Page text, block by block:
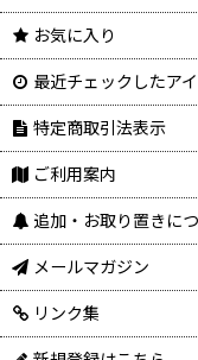
お気に入り
最近チェックしたア
特定商取引法表示
ご利用案内
追加・お取り置きに
メールマガジン
リンク集